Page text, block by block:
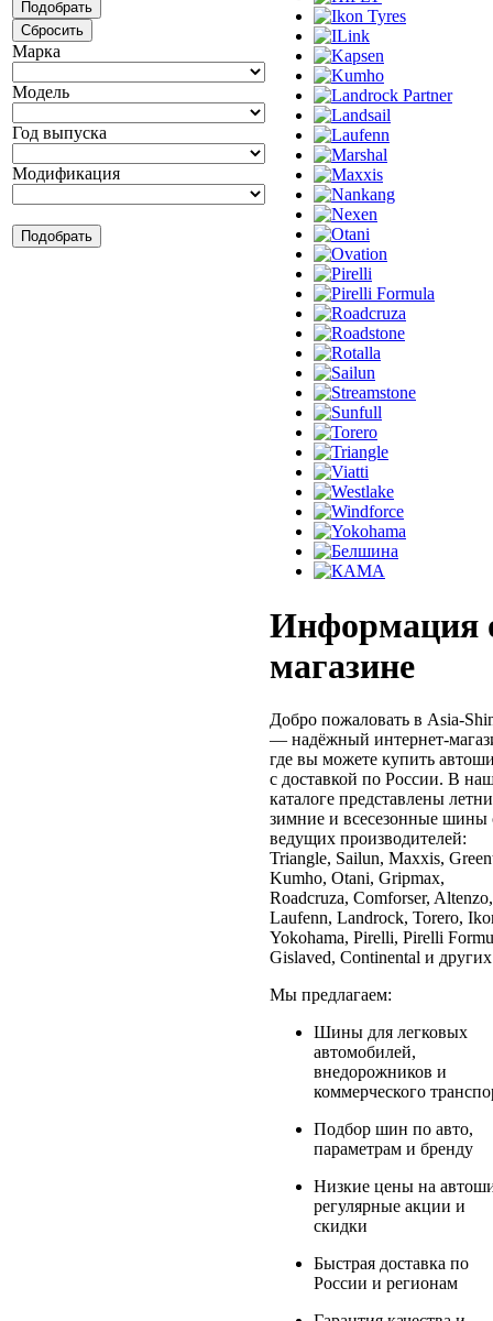
Марка
Модель
Год выпуска
Модификация
Информация
магазине
Добро пожаловать в Asia-
— надёжный интернет-
где вы можете купить
с доставкой по России. В
каталоге представлены
зимние и всесезонные шины
ведущих производителей:
Triangle, Sailun, Maxxis,
Kumho, Otani, Gripmax,
Roadcruza, Comforser, Altenzo,
Laufenn, Landrock, Torero,
Yokohama, Pirelli, Pirelli
Gislaved, Continental и
Мы предлагаем:
Шины для легковых
автомобилей,
внедорожников и
коммерческого
Подбор шин по авто,
параметрам и бренду
Низкие цены на
регулярные акции и
скидки
Быстрая доставка по
России и регионам